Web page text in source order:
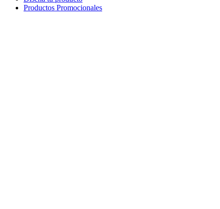
Productos Promocionales